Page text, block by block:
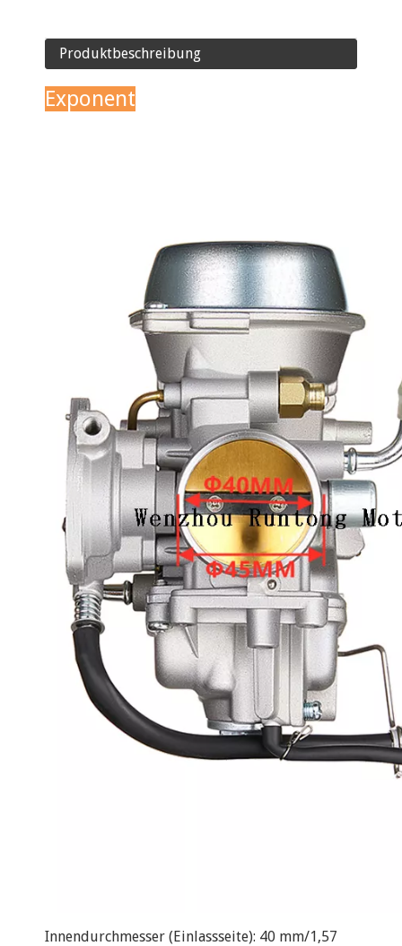
Produktbeschreibung
Exponent
Innendurchmesser (Einlassseite): 40 mm/1,57